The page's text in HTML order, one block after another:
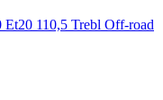
110,5 Trebl Off-road